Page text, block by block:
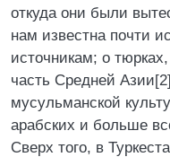
откуда они были
нам известна почти
источникам; о
часть Средней
мусульманской
арабских и больше
Сверх того, в